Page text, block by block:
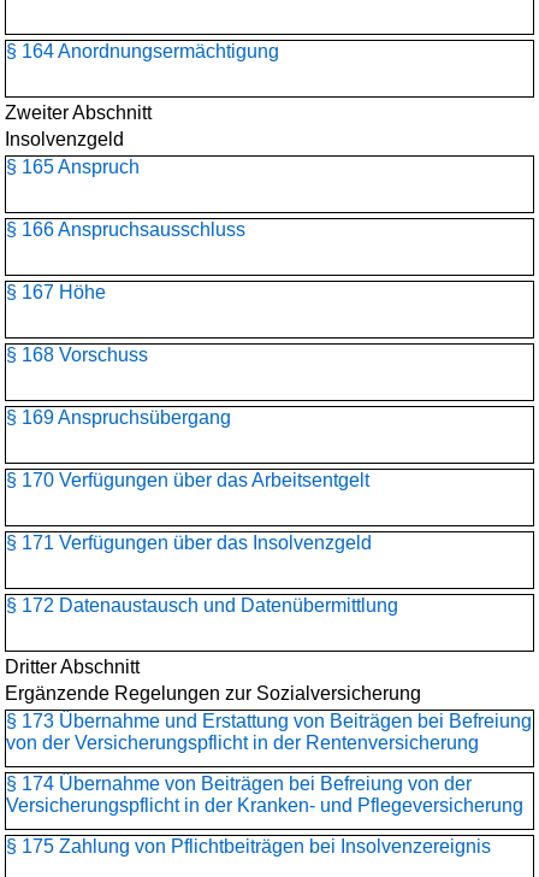
§ 164 Anordnungsermächtigung
Zweiter Abschnitt
Insolvenzgeld
§ 165 Anspruch
§ 166 Anspruchsausschluss
§ 167 Höhe
§ 168 Vorschuss
§ 169 Anspruchsübergang
§ 170 Verfügungen über das Arbeitsentgelt
§ 171 Verfügungen über das Insolvenzgeld
§ 172 Datenaustausch und Datenübermittlung
Dritter Abschnitt
Ergänzende Regelungen zur Sozialversicherung
§ 173 Übernahme und Erstattung von Beiträgen bei Befreiung
von der Versicherungspflicht in der Rentenversicherung
§ 174 Übernahme von Beiträgen bei Befreiung von der
Versicherungspflicht in der Kranken- und Pflegeversicherung
§ 175 Zahlung von Pflichtbeiträgen bei Insolvenzereignis